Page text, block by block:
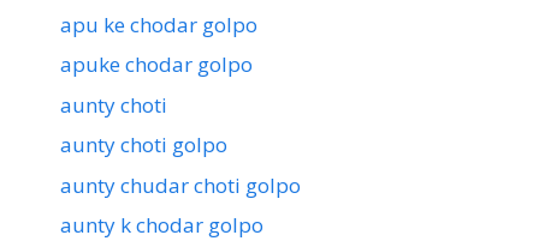
apu ke chodar golpo
apuke chodar golpo
aunty choti
aunty choti golpo
aunty chudar choti golpo
aunty k chodar golpo